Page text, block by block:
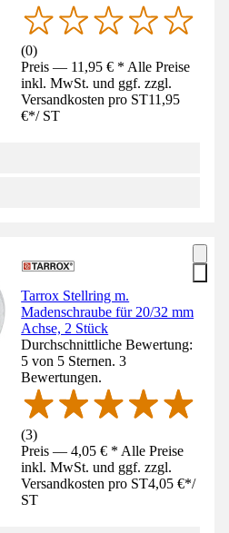
(0)
Preis — 11,95 € * Alle Preise
inkl. MwSt. und ggf. zzgl.
Versandkosten pro ST11,95
€*/ ST
Tarrox Stellring m.
Madenschraube für 20/32 mm
Achse, 2 Stück
Durchschnittliche Bewertung:
5 von 5 Sternen. 3
Bewertungen.
(3)
Preis — 4,05 € * Alle Preise
inkl. MwSt. und ggf. zzgl.
Versandkosten pro ST4,05 €*/
ST